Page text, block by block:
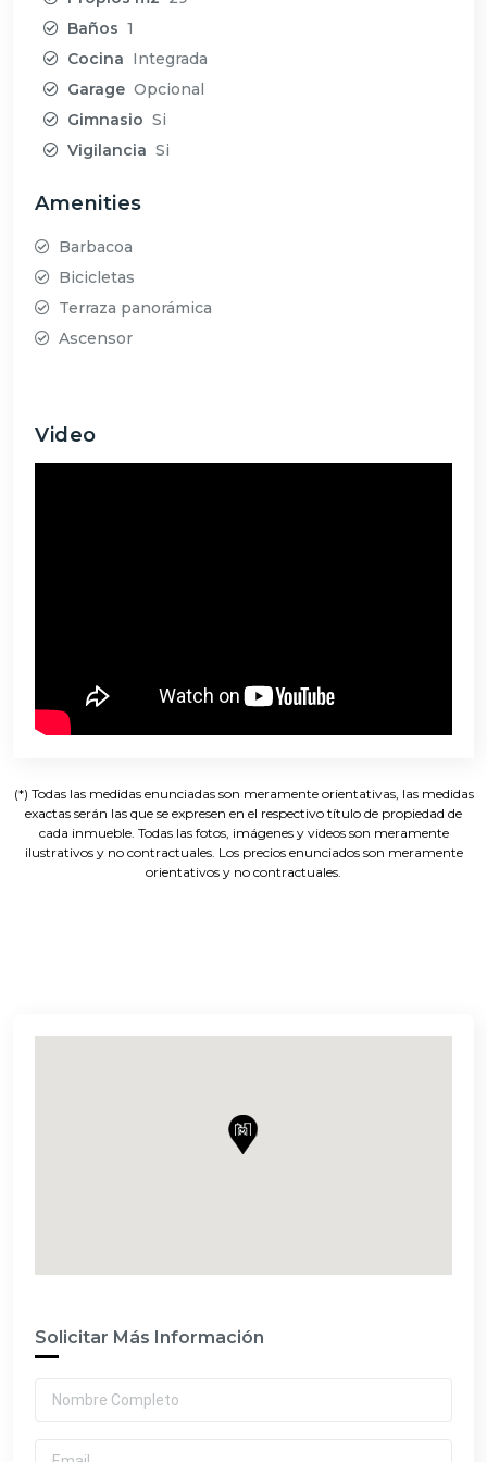
Baños 1
Cocina Integrada
Garage Opcional
Gimnasio Si
Vigilancia Si
Amenities
Barbacoa
Bicicletas
Terraza panorámica
Ascensor
Video
(*) Todas las medidas enunciadas son meramente orientativas, las medidas
exactas serán las que se expresen en el respectivo título de propiedad de
cada inmueble. Todas las fotos, imágenes y videos son meramente
ilustrativos y no contractuales. Los precios enunciados son meramente
orientativos y no contractuales.
Solicitar Más Información